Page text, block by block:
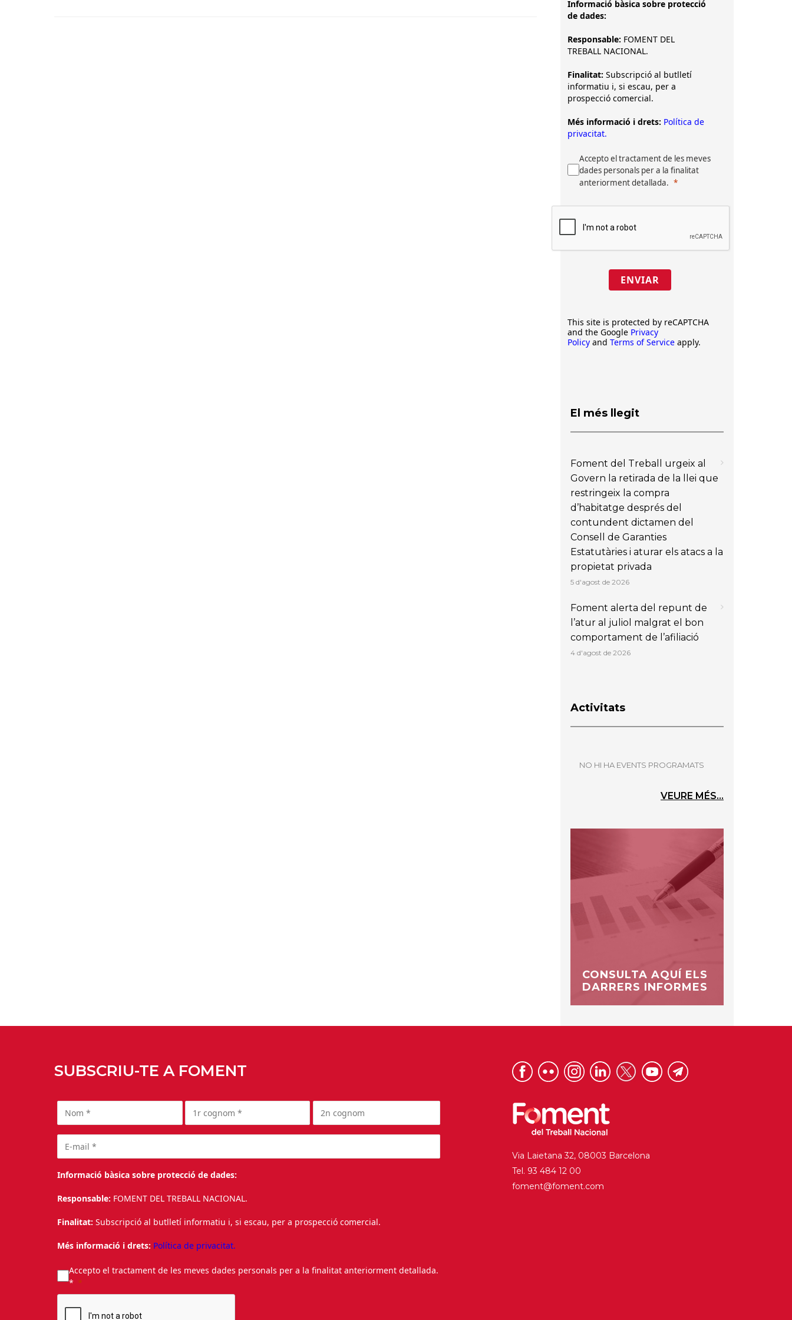
Informació bàsica sobre protecció
de dades:
Responsable: FOMENT DEL
TREBALL NACIONAL.
Finalitat: Subscripció al butlletí
informatiu i, si escau, per a
prospecció comercial.
Més informació i drets: Política de
privacitat.
Accepto el tractament de les meves
dades personals per a la finalitat
anteriorment detallada.
ENVIAR
This site is protected by reCAPTCHA
and the Google Privacy
Policy and Terms of Service apply.
El més llegit
Foment del Treball urgeix al
Govern la retirada de la llei que
restringeix la compra
d’habitatge després del
contundent dictamen del
Consell de Garanties
Estatutàries i aturar els atacs a la
propietat privada
5 d'agost de 2026
Foment alerta del repunt de
l’atur al juliol malgrat el bon
comportament de l’afiliació
4 d'agost de 2026
Activitats
NO HI HA EVENTS PROGRAMATS
VEURE MÉS...
CONSULTA AQUÍ ELS
DARRERS INFORMES
SUBSCRIU-TE A FOMENT
Informació bàsica sobre protecció de dades:
Responsable: FOMENT DEL TREBALL NACIONAL.
Finalitat: Subscripció al butlletí informatiu i, si escau, per a prospecció comercial.
Més informació i drets: Política de privacitat.
Accepto el tractament de les meves dades personals per a la finalitat anteriorment detallada.
*
Via Laietana 32, 08003 Barcelona
Tel. 93 484 12 00
foment@foment.com